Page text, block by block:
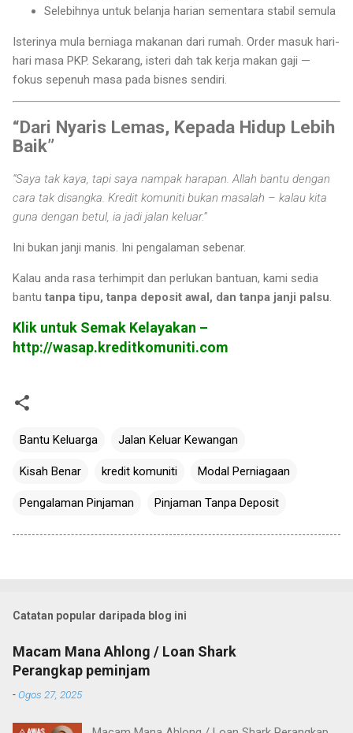
Selebihnya untuk belanja harian sementara stabil semula
Isterinya mula berniaga makanan dari rumah. Order masuk hari-
hari masa PKP. Sekarang, isteri dah tak kerja makan gaji —
fokus sepenuh masa pada bisnes sendiri.
“Dari Nyaris Lemas, Kepada Hidup Lebih
Baik”
“Saya tak kaya, tapi saya nampak harapan. Allah bantu dengan
cara tak disangka. Kredit komuniti bukan masalah – kalau kita
guna dengan betul, ia jadi jalan keluar.”
Ini bukan janji manis. Ini pengalaman sebenar.
Kalau anda rasa terhimpit dan perlukan bantuan, kami sedia
bantu tanpa tipu, tanpa deposit awal, dan tanpa janji palsu.
Klik untuk Semak Kelayakan –
http://wasap.kreditkomuniti.com
Bantu Keluarga Jalan Keluar Kewangan
Kisah Benar kredit komuniti Modal Perniagaan
Pengalaman Pinjaman Pinjaman Tanpa Deposit
Catatan popular daripada blog ini
Macam Mana Ahlong / Loan Shark
Perangkap peminjam
-Ogos 27, 2025